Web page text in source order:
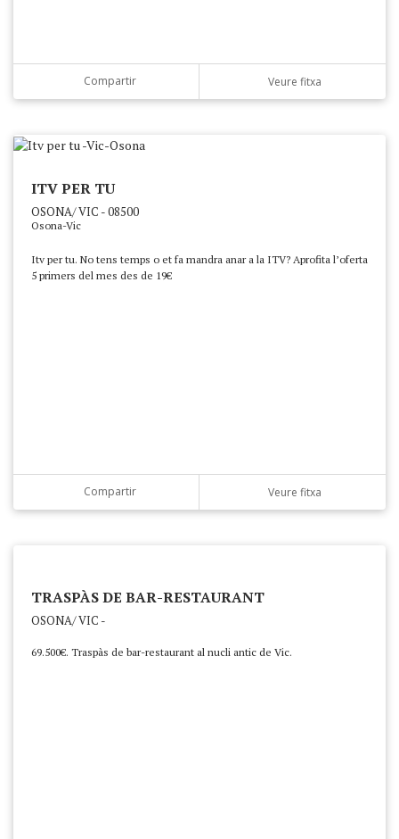
Compartir Veure fitxa
ITV PER TU
OSONA/ VIC - 08500
Osona-Vic
Itv per tu. No tens temps o et fa mandra anar a la ITV? Aprofita l’oferta
5 primers del mes des de 19€
Compartir Veure fitxa
TRASPÀS DE BAR-RESTAURANT
OSONA/ VIC -
69.500€. Traspàs de bar-restaurant al nucli antic de Vic.